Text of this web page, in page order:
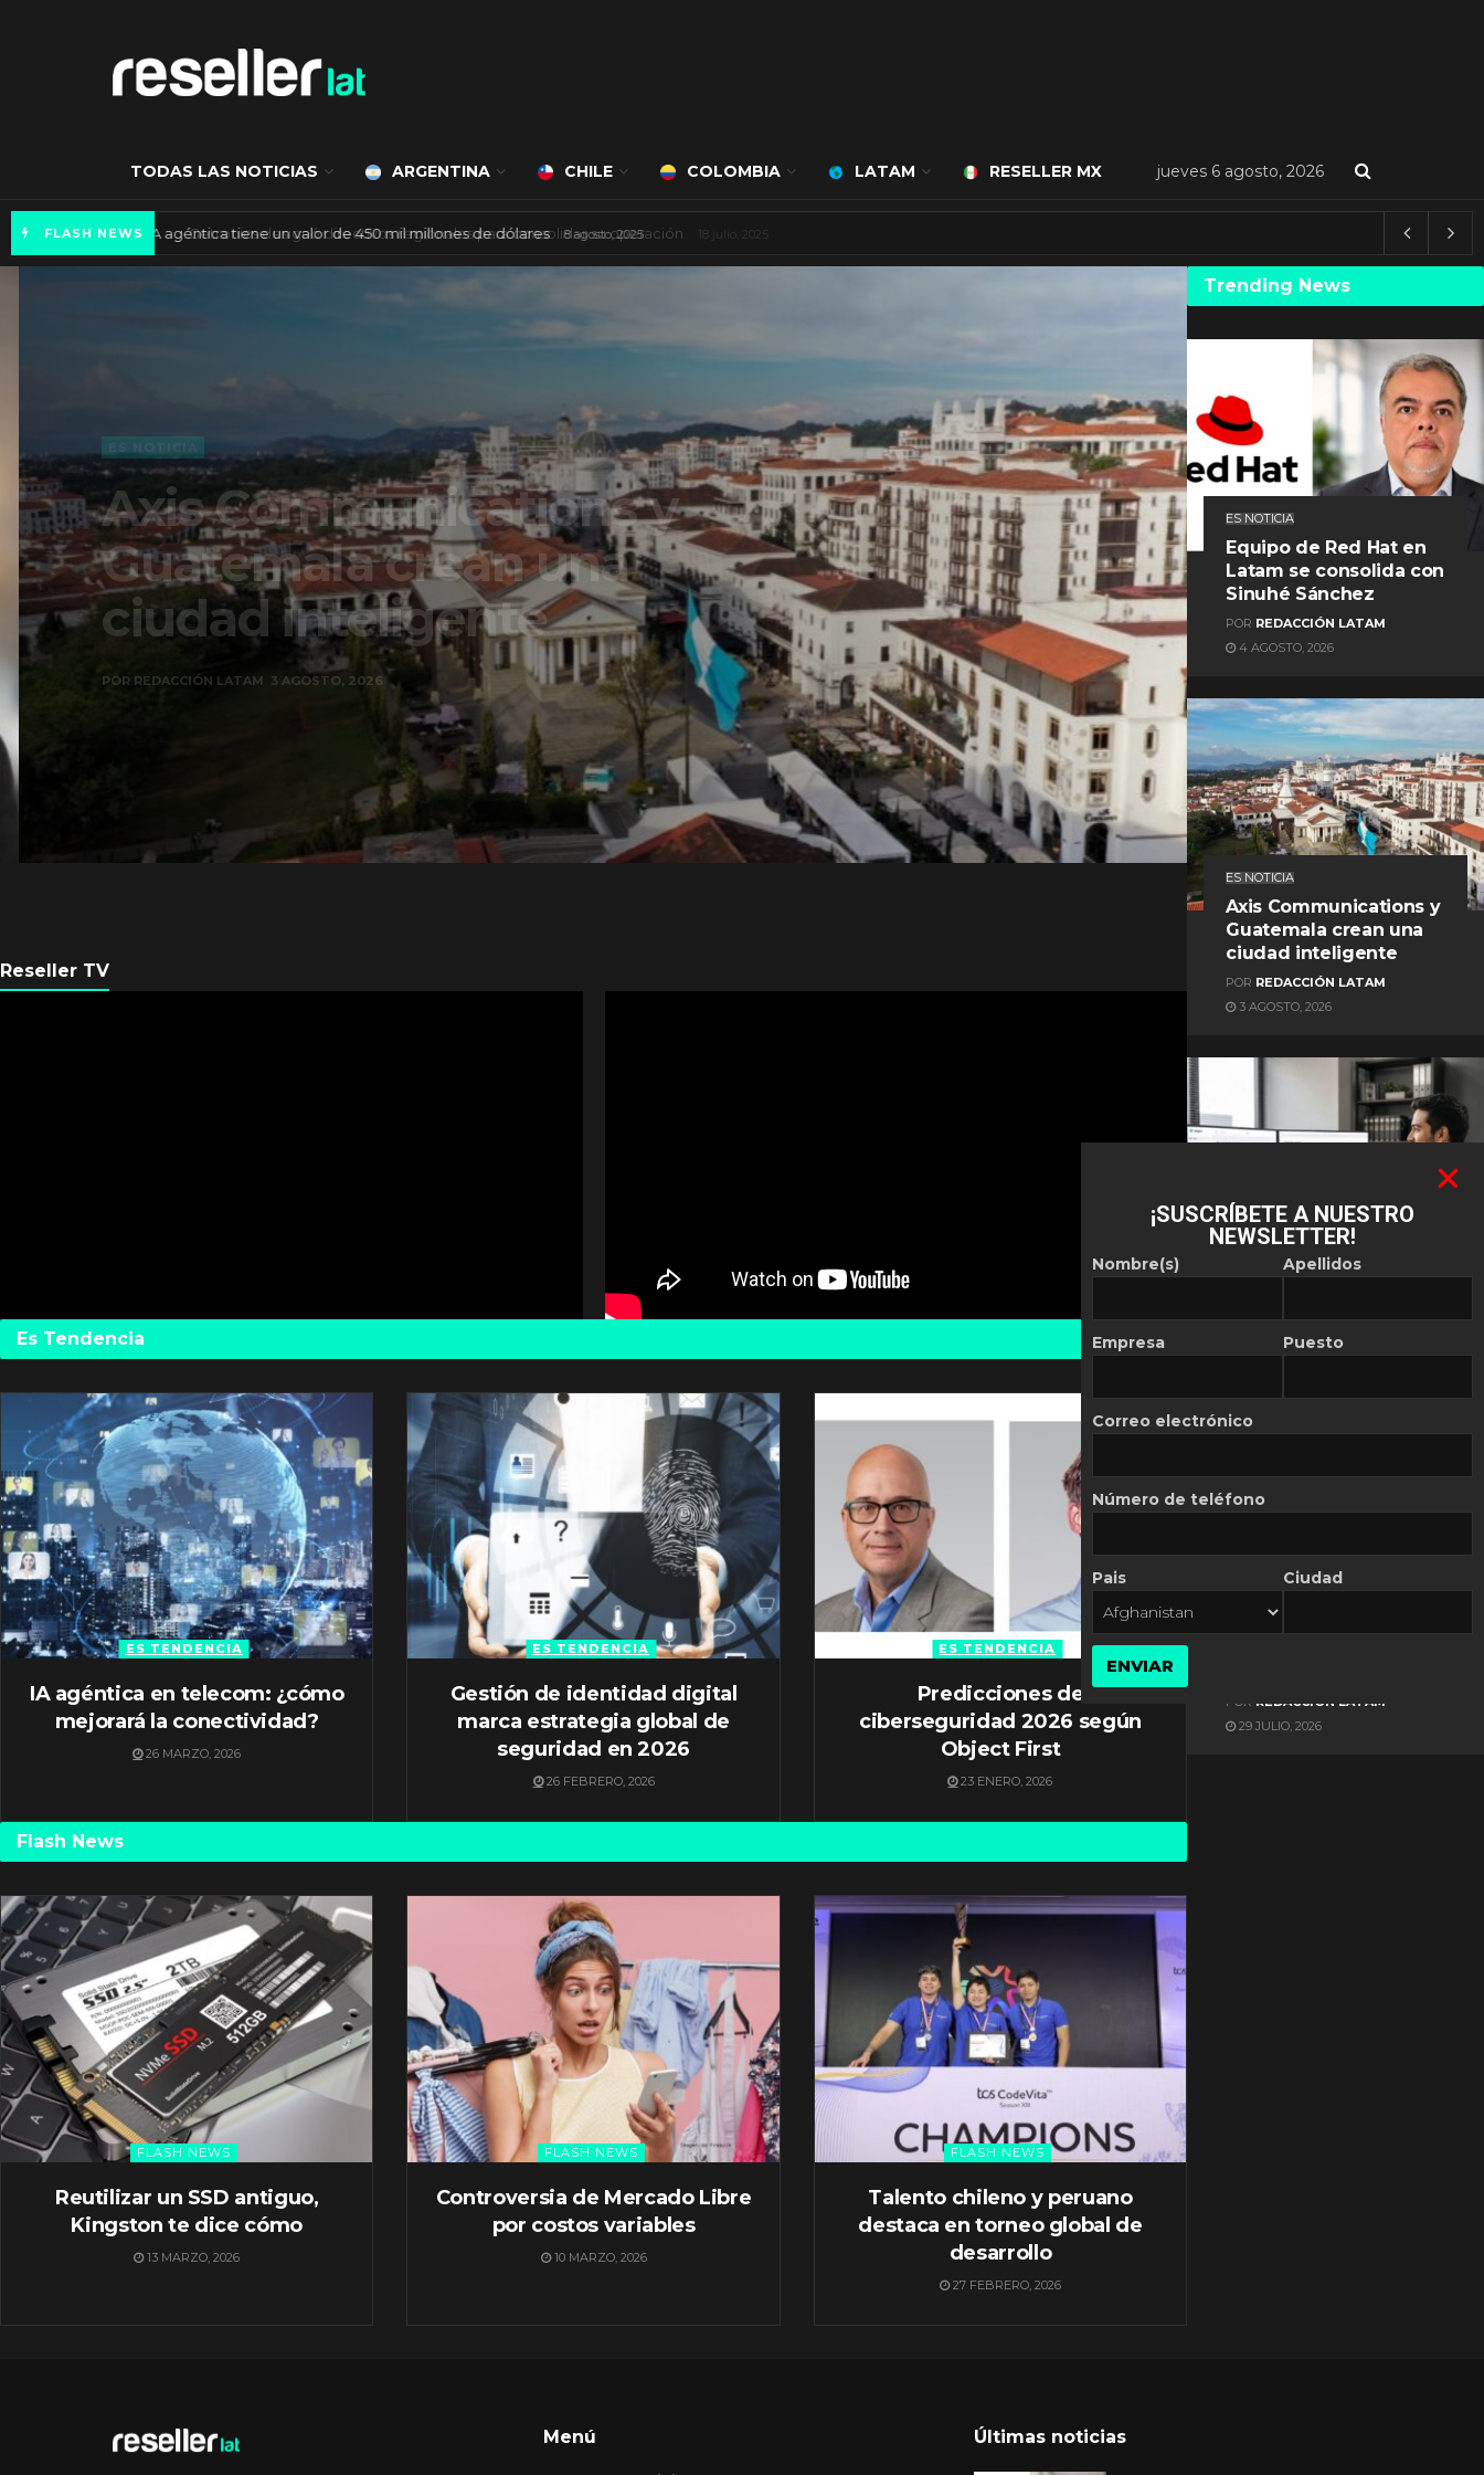
TODAS LAS NOTICIAS ARGENTINA CHILE COLOMBIA LATAM RESELLER MX jueves 6 agosto, 2026
FLASH NEWS Mercado de IA agéntica tiene un valor de 450 mil millones de dólares 8 agosto, 2025
ES NOTICIA
Axis Communications y
Guatemala crean una
ciudad inteligente
REDACCIÓN LATAM 3 AGOSTO, 2026
Reseller TV
Es Tendencia
ES TENDENCIA
IA agéntica en telecom: ¿cómo
mejorará la conectividad?
26 MARZO, 2026
ES TENDENCIA
Gestión de identidad digital
marca estrategia global de
seguridad en 2026
26 FEBRERO, 2026
ES TENDENCIA
Predicciones de
ciberseguridad 2026 según
Object First
23 ENERO, 2026
Flash News
FLASH NEWS
Reutilizar un SSD antiguo,
Kingston te dice cómo
13 MARZO, 2026
FLASH NEWS
Controversia de Mercado Libre
por costos variables
10 MARZO, 2026
FLASH NEWS
Talento chileno y peruano
destaca en torneo global de
desarrollo
27 FEBRERO, 2026
Trending News
ES NOTICIA
Equipo de Red Hat en
Latam se consolida con
Sinuhé Sánchez
POR REDACCIÓN LATAM
4 AGOSTO, 2026
ES NOTICIA
Axis Communications y
Guatemala crean una
ciudad inteligente
POR REDACCIÓN LATAM
3 AGOSTO, 2026
ES NOTICIA
Automatización de las
REDACCIÓN LATAM
ES NOTICIA
POR REDACCIÓN LATAM
29 JULIO, 2026
Menú Últimas noticias
¡SUSCRÍBETE A NUESTRO
NEWSLETTER!
Nombre(s)
Empresa
Apellidos
Puesto
Correo electrónico
Número de teléfono
Pais Ciudad
ENVIAR